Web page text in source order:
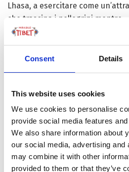
Consent Details
This website uses cookies
We use cookies to personalise
provide social media features
We also share information about
our social media, advertising and
may combine it with other
provided to them or that they’ve
Lhasa, a esercitare come
che trascina i pellegrini mentre
chilometro, risalente a 1.300 anni
circumambulano il nucleo sacro.
venerata statua del Buddha
dalla Principessa Wencheng, e
della giusta reincarnazione del
Lama.
Il Monastero di Sera
Famoso per i monaci che
che non stanno applaudendo: